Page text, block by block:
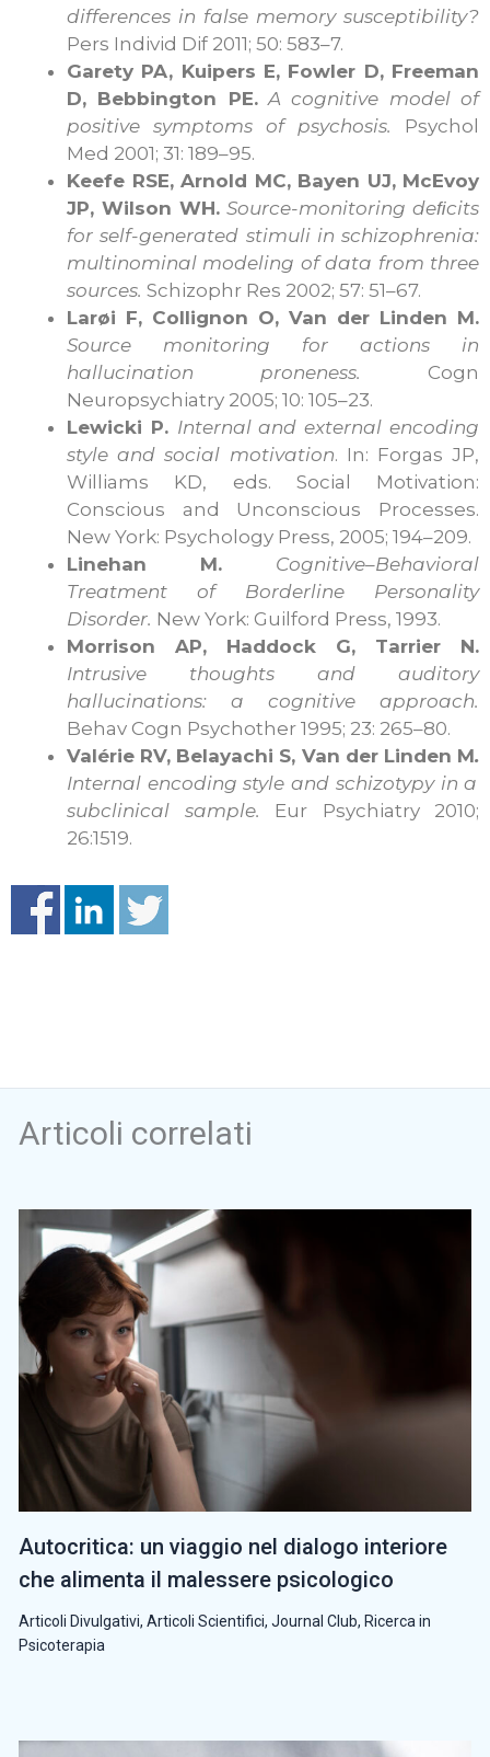
differences in false memory susceptibility?
Pers Individ Dif 2011; 50: 583–7.
Garety PA, Kuipers E, Fowler D, Freeman
D, Bebbington PE. A cognitive model of
positive symptoms of psychosis. Psychol
Med 2001; 31: 189–95.
Keefe RSE, Arnold MC, Bayen UJ, McEvoy
JP, Wilson WH. Source-monitoring deﬁcits
for self-generated stimuli in schizophrenia:
multinominal modeling of data from three
sources. Schizophr Res 2002; 57: 51–67.
Larøi F, Collignon O, Van der Linden M.
Source monitoring for actions in
hallucination proneness. Cogn
Neuropsychiatry 2005; 10: 105–23.
Lewicki P. Internal and external encoding
style and social motivation. In: Forgas JP,
Williams KD, eds. Social Motivation:
Conscious and Unconscious Processes.
New York: Psychology Press, 2005; 194–209.
Linehan M. Cognitive–Behavioral
Treatment of Borderline Personality
Disorder. New York: Guilford Press, 1993.
Morrison AP, Haddock G, Tarrier N.
Intrusive thoughts and auditory
hallucinations: a cognitive approach.
Behav Cogn Psychother 1995; 23: 265–80.
Valérie RV, Belayachi S, Van der Linden M.
Internal encoding style and schizotypy in a
subclinical sample. Eur Psychiatry 2010;
26:1519.
Articoli correlati
Autocritica: un viaggio nel dialogo interiore
che alimenta il malessere psicologico
Articoli Divulgativi, Articoli Scientifici, Journal Club, Ricerca in
Psicoterapia